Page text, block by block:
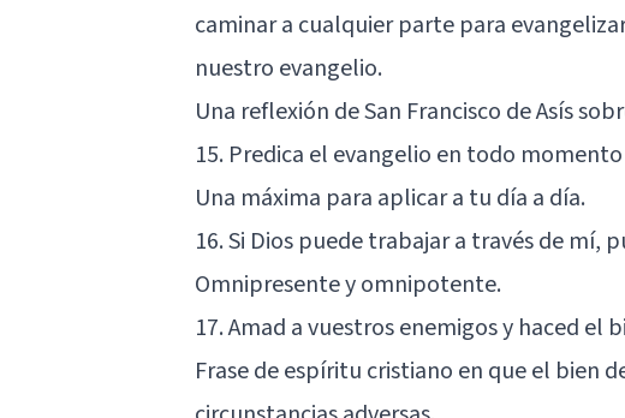
caminar a cualquier parte para
nuestro evangelio.
Una reflexión de San Francisco de Asís
15. Predica el evangelio en todo
Una máxima para aplicar a tu día a día.
16. Si Dios puede trabajar a través de mí,
Omnipresente y omnipotente.
17. Amad a vuestros enemigos y haced el
Frase de espíritu cristiano en que el bien